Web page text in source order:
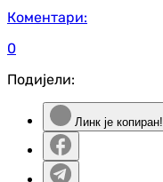
Коментари:
0
Подијели:
Линк је копиран!